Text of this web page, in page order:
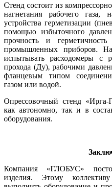
Стенд состоит из
нагнетания рабочего газа,
устройства герметизации
помощью избыточного
прочность и
промышленных приборов.
испытывать расходомеры с
прохода (Ду), рабочими
фланцевым типом
газом или водой.
Опрессовочный стенд
как автономно, так и в
оборудования.
Компания «ГЛОБУС»
изделия. Этому